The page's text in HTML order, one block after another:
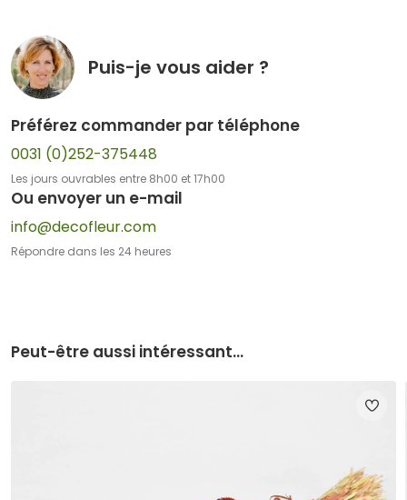
Puis-je vous aider ?
Préférez commander par téléphone
0031 (0)252-375448
Les jours ouvrables entre 8h00 et 17h00
Ou envoyer un e-mail
info@decofleur.com
Répondre dans les 24 heures
Peut-être aussi intéressant...